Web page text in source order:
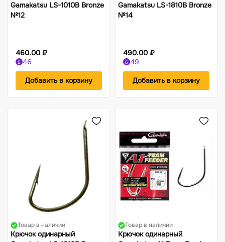
Gamakatsu LS-1010B Bronze
№12
460.00 ₽
Б 46
Добавить в корзину
Gamakatsu LS-1810B Bronze
№14
490.00 ₽
Б 49
Добавить в корзину
Товар в наличии
Крючок одинарный
Товар в наличии
Крючок одинарный